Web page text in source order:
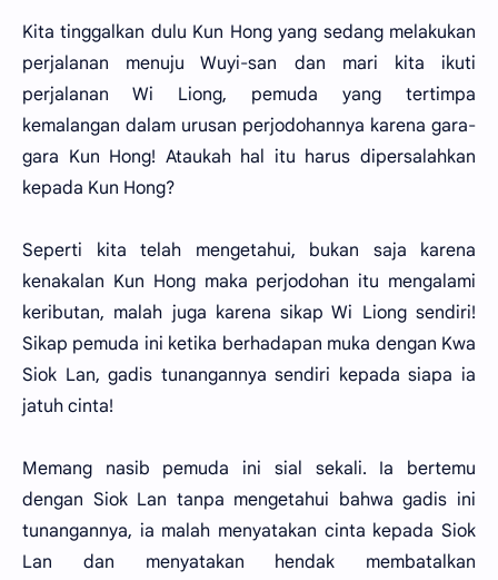
Kita tinggalkan dulu Kun Hong yang sedang melakukan
perjalanan menuju Wuyi-san dan mari kita ikuti
perjalanan Wi Liong, pemuda yang tertimpa
kemalangan dalam urusan perjodohannya karena gara-
gara Kun Hong! Ataukah hal itu harus dipersalahkan
kepada Kun Hong?
Seperti kita telah mengetahui, bukan saja karena
kenakalan Kun Hong maka perjodohan itu mengalami
keributan, malah juga karena sikap Wi Liong sendiri!
Sikap pemuda ini ketika berhadapan muka dengan Kwa
Siok Lan, gadis tunangannya sendiri kepada siapa ia
jatuh cinta!
Memang nasib pemuda ini sial sekali. Ia bertemu
dengan Siok Lan tanpa mengetahui bahwa gadis ini
tunangannya, ia malah menyatakan cinta kepada Siok
Lan dan menyatakan hendak membatalkan